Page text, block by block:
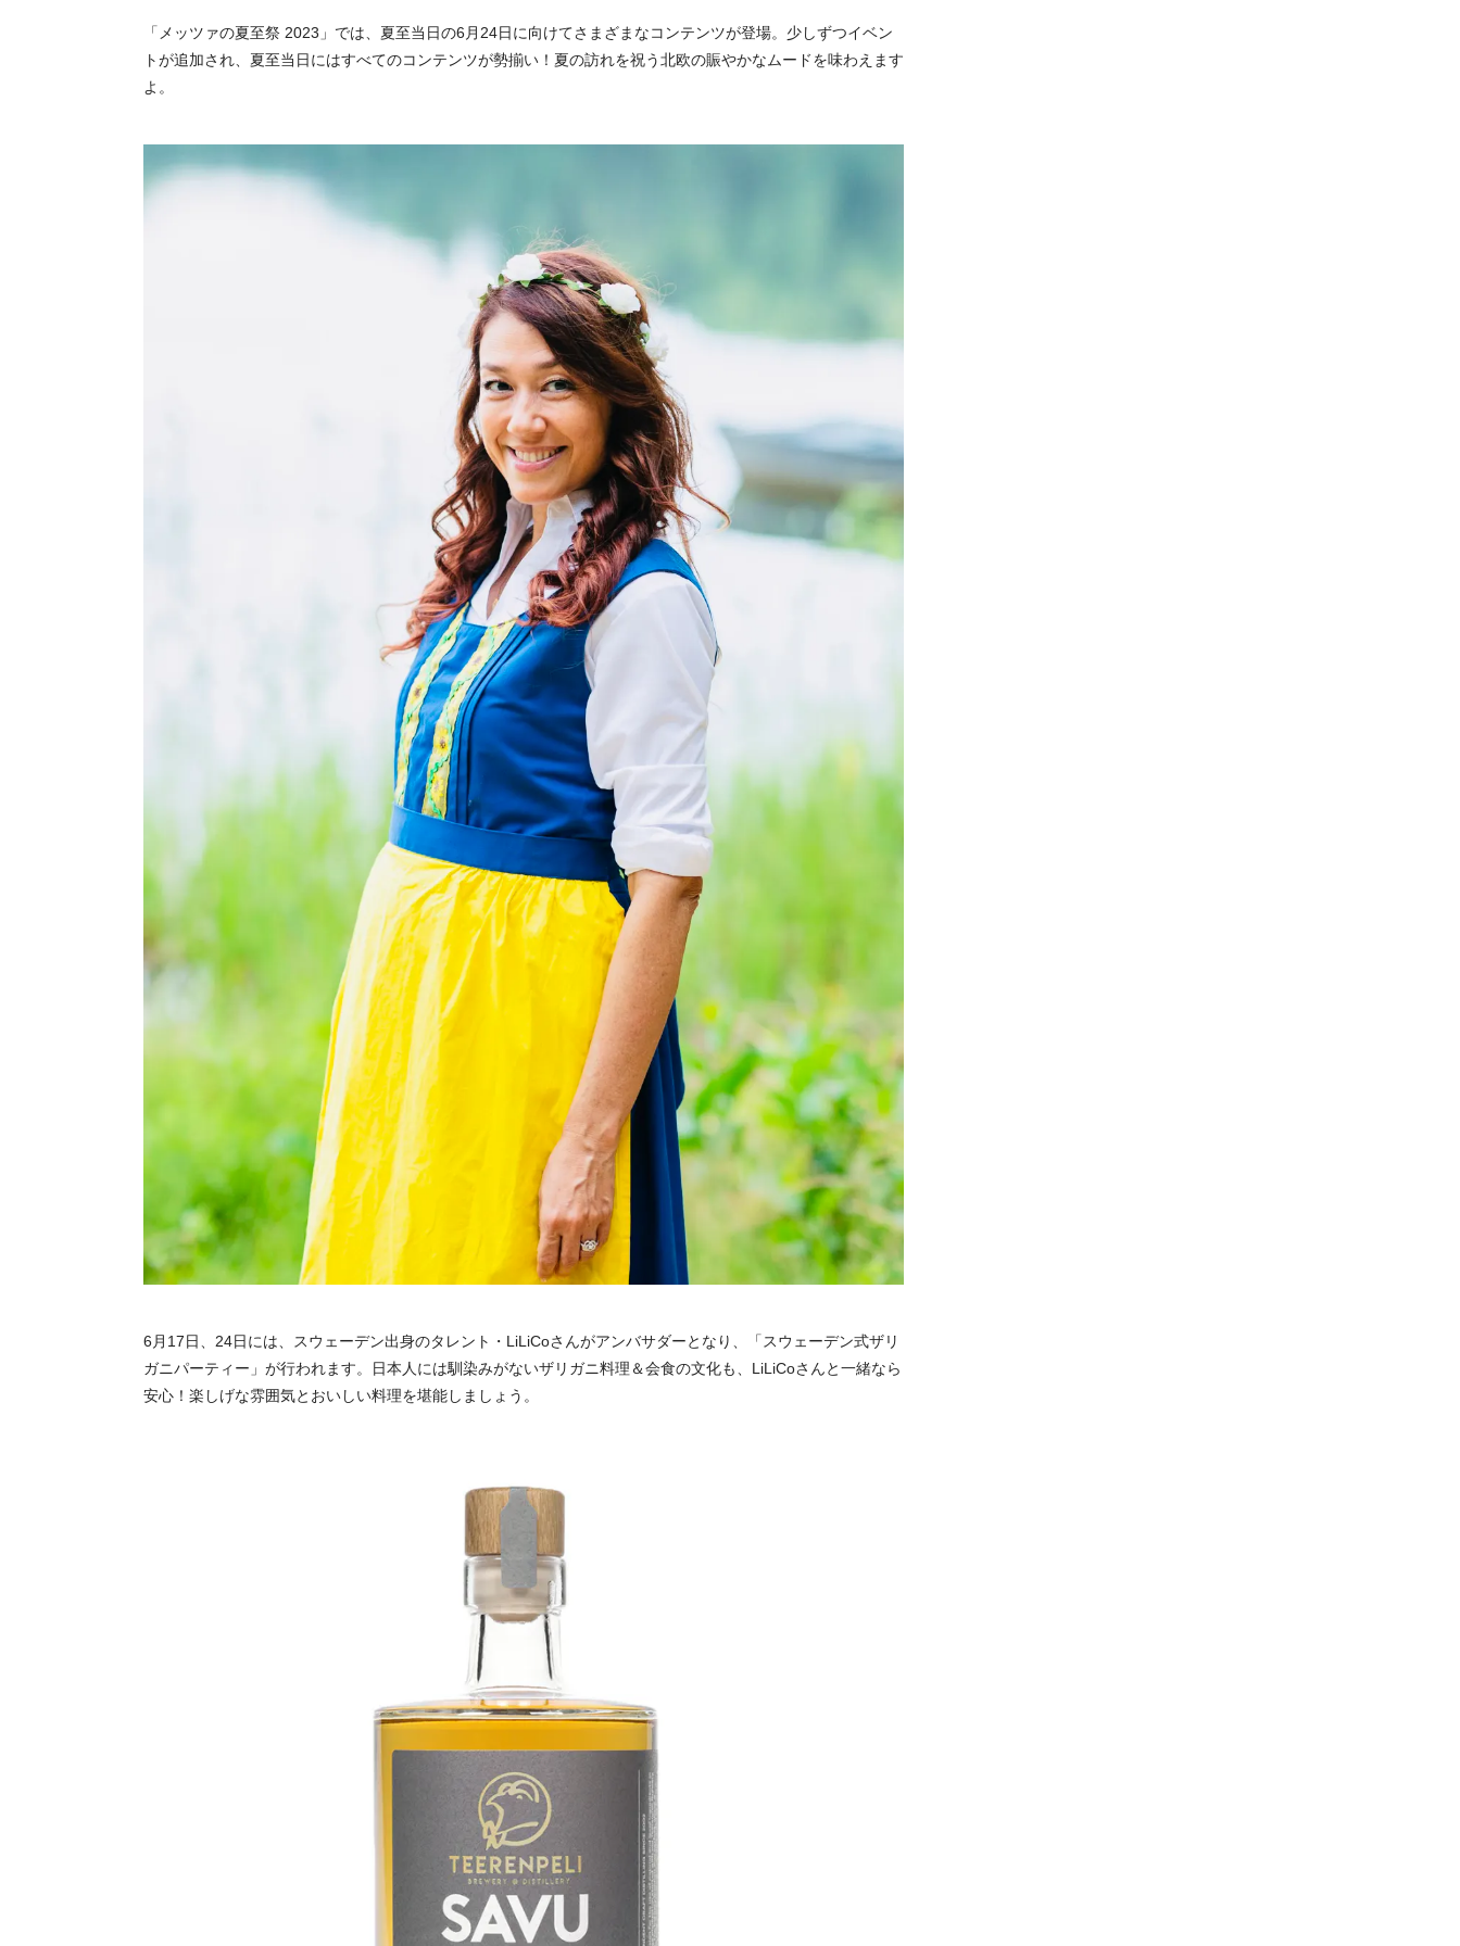
「メッツァの夏至祭 2023」では、夏至当日の6月24日に向けてさまざまなコンテンツが登場。少しずつイベン
トが追加され、夏至当日にはすべてのコンテンツが勢揃い！夏の訪れを祝う北欧の賑やかなムードを味わえます
よ。
6月17日、24日には、スウェーデン出身のタレント・LiLiCoさんがアンバサダーとなり、「スウェーデン式ザリ
ガニパーティー」が行われます。日本人には馴染みがないザリガニ料理＆会食の文化も、LiLiCoさんと一緒なら
安心！楽しげな雰囲気とおいしい料理を堪能しましょう。